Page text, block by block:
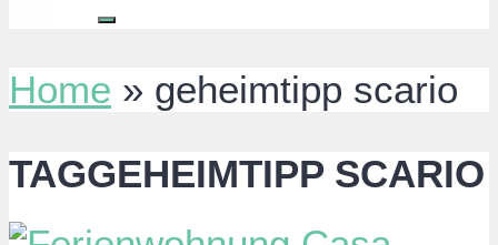
Home » geheimtipp scario
TAGGEHEIMTIPP SCARIO